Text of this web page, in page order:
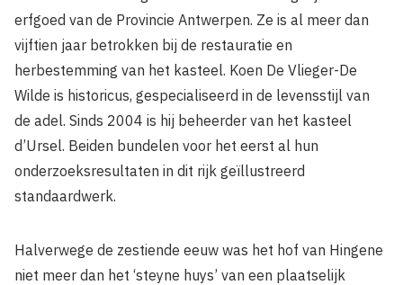
erfgoed van de Provincie Antwerpen. Ze is al meer dan
vijftien jaar betrokken bij de restauratie en
herbestemming van het kasteel. Koen De Vlieger-De
Wilde is historicus, gespecialiseerd in de levensstijl van
de adel. Sinds 2004 is hij beheerder van het kasteel
d’Ursel. Beiden bundelen voor het eerst al hun
onderzoeksresultaten in dit rijk geïllustreerd
standaardwerk.
Halverwege de zestiende eeuw was het hof van Hingene
niet meer dan het ‘steyne huys’ van een plaatselijk